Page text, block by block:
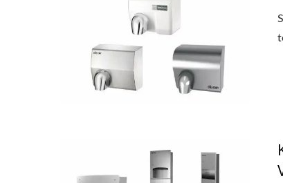
EcoHygiene Vysokorýchlostný
Sušič Rúk